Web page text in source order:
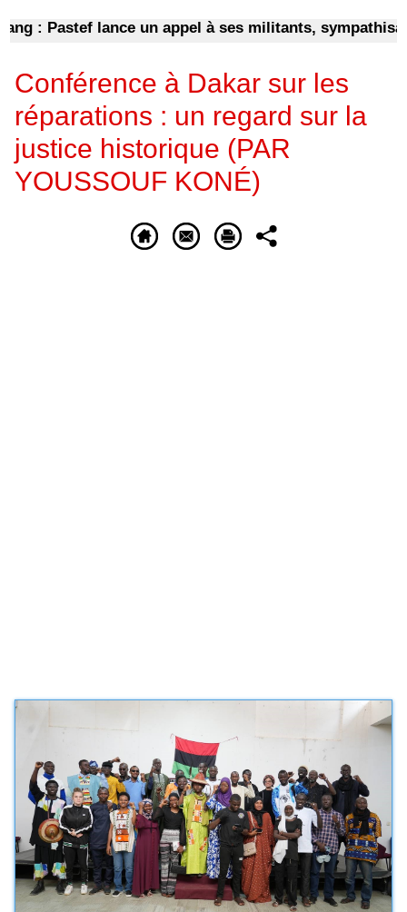
Pastef lance un appel à ses militants, sympathisants
Conférence à Dakar sur les
réparations : un regard sur la
justice historique (PAR
YOUSSOUF KONÉ)